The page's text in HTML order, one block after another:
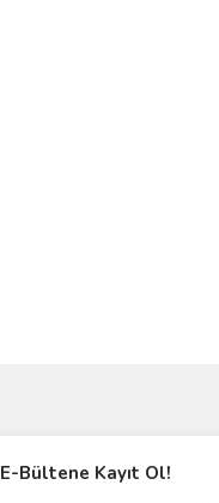
E-Bültene Kayıt Ol!